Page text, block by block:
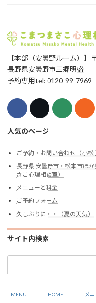
【本部（安曇野ルーム）】
長野県安曇野市三郷明盛
予約専用tel: 0120-99-7969
人気のページ
ご予約・お問い合わせ（小松
長野県 安曇野市・松本市ほ
さこ心理相談室）
メニューと料金
ご予約フォーム
久しぶりに・・（夏の天気）
サイト内検索
MENU HOME メ